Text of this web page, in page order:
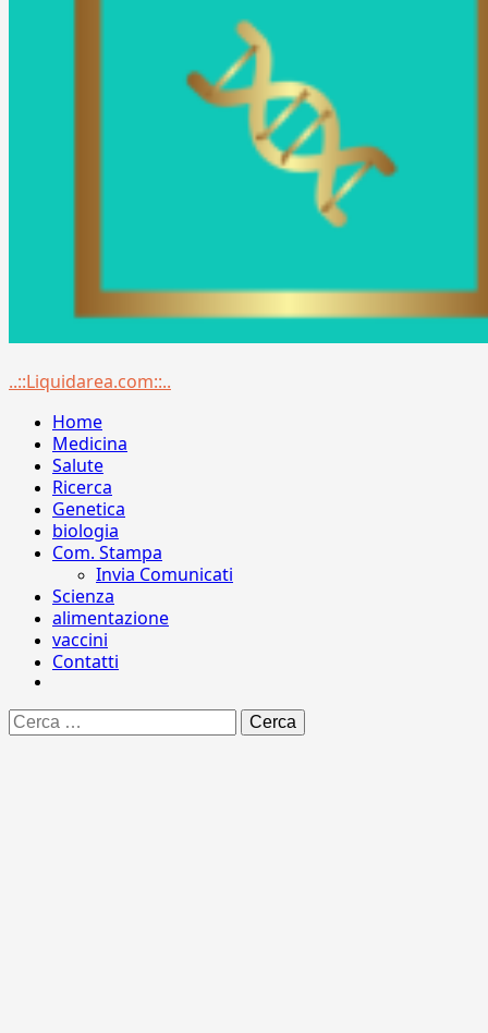
Menu
..::Liquidarea.com::..
Home
Medicina
Salute
Ricerca
Genetica
biologia
Com. Stampa
Invia Comunicati
Scienza
alimentazione
vaccini
Contatti
Ricerca
per: